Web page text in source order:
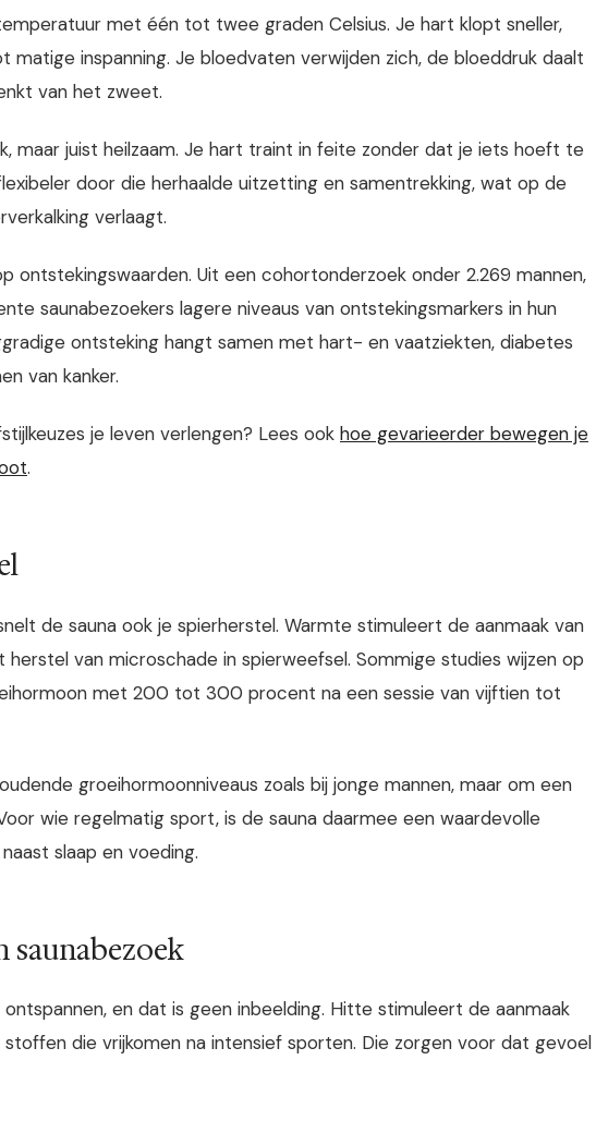
met één tot twee graden Celsius. Je hart klopt sneller,
inspanning. Je bloedvaten verwijden zich, de bloeddruk daalt
van het zweet.
maar juist heilzaam. Je hart traint in feite zonder dat je iets hoeft te
door die herhaalde uitzetting en samentrekking, wat op de
verlaagt.
ontstekingswaarden. Uit een cohortonderzoek onder 2.269 mannen,
saunabezoekers lagere niveaus van ontstekingsmarkers in hun
ontsteking hangt samen met hart- en vaatziekten, diabetes
van kanker.
je leven verlengen? Lees ook hoe gevarieerder bewegen je
.
de sauna ook je spierherstel. Warmte stimuleert de aanmaak van
van microschade in spierweefsel. Sommige studies wijzen op
met 200 tot 300 procent na een sessie van vijftien tot
groeihormoonniveaus zoals bij jonge mannen, maar om een
wie regelmatig sport, is de sauna daarmee een waardevolle
slaap en voeding.
saunabezoek
en dat is geen inbeelding. Hitte stimuleert de aanmaak
die vrijkomen na intensief sporten. Die zorgen voor dat gevoel